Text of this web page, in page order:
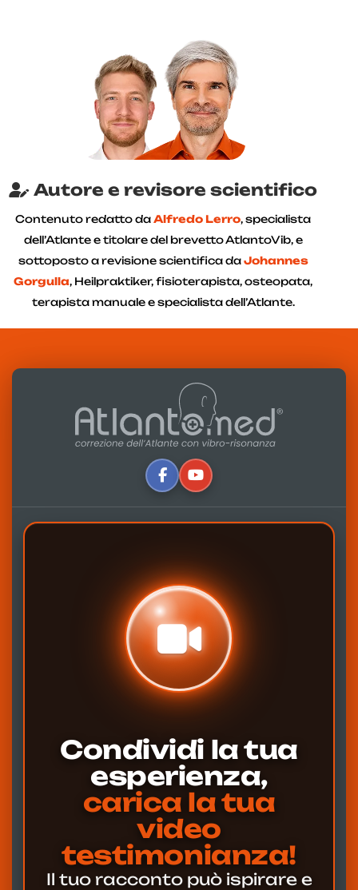
Autore e revisore scientifico
Contenuto redatto daAlfredo Lerro, specialista
dell’Atlante e titolare del brevetto AtlantoVib, e
sottoposto a revisione scientifica daJohannes
Gorgulla, Heilpraktiker, fisioterapista, osteopata,
terapista manuale e specialista dell’Atlante.
Condividi la tua
esperienza,
carica la tua
video
testimonianza!
Il tuo racconto può ispirare e